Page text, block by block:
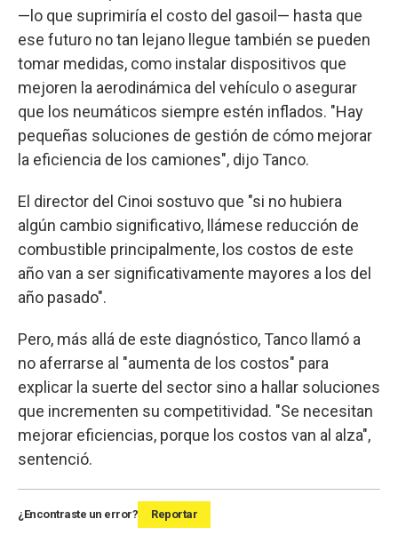
—lo que suprimiría el costo del gasoil— hasta que
ese futuro no tan lejano llegue también se pueden
tomar medidas, como instalar dispositivos que
mejoren la aerodinámica del vehículo o asegurar
que los neumáticos siempre estén inflados. "Hay
pequeñas soluciones de gestión de cómo mejorar
la eficiencia de los camiones", dijo Tanco.
El director del Cinoi sostuvo que "si no hubiera
algún cambio significativo, llámese reducción de
combustible principalmente, los costos de este
año van a ser significativamente mayores a los del
año pasado".
Pero, más allá de este diagnóstico, Tanco llamó a
no aferrarse al "aumenta de los costos" para
explicar la suerte del sector sino a hallar soluciones
que incrementen su competitividad. "Se necesitan
mejorar eficiencias, porque los costos van al alza",
sentenció.
¿Encontraste un error? Reportar